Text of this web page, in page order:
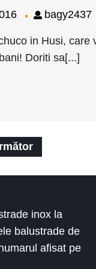
Husi
decembrie
2016
bagy2437
in Husi,
Doriti sa[...]
inox la
balustrade de
afisat pe